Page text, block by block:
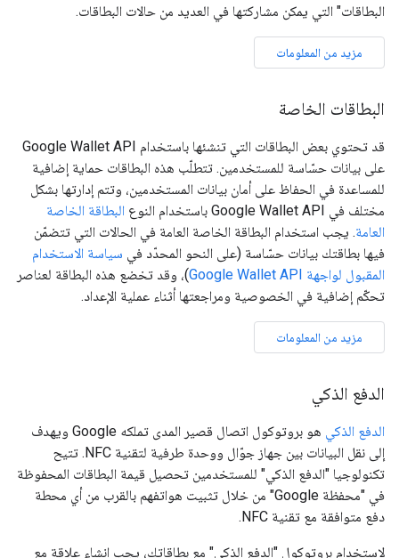
البطاقات" التي يمكن مشاركتها في العديد من حالات البطاقات.
مزيد من المعلومات
البطاقات الخاصة
قد تحتوي بعض البطاقات التي تنشئها باستخدام Google Wallet API
على بيانات حسّاسة للمستخدمين. تتطلّب هذه البطاقات حماية إضافية
للمساعدة في الحفاظ على أمان بيانات المستخدمين، وتتم إدارتها بشكل
مختلف في Google Wallet API باستخدام النوع
البطاقة الخاصة
العامة. يجب استخدام البطاقة الخاصة العامة في الحالات التي تتضمّن
فيها بطاقتك بيانات حسّاسة (على النحو المحدّد في سياسة الاستخدام
المقبول لواجهة Google Wallet API
)، وقد تخضع هذه البطاقة لعناصر
تحكّم إضافية في الخصوصية ومراجعتها أثناء عملية الإعداد.
مزيد من المعلومات
الدفع الذكي
الدفع الذكي
هو بروتوكول اتصال قصير المدى تملكه Google ويهدف
إلى نقل البيانات بين جهاز جوّال ووحدة طرفية لتقنية NFC. تتيح
تكنولوجيا "الدفع الذكي" للمستخدمين تحصيل قيمة البطاقات المحفوظة
في "محفظة Google" من خلال تثبيت هواتفهم بالقرب من أي محطة
دفع متوافقة مع تقنية NFC.
لاستخدام بروتوكول "الدفع الذكي" مع بطاقاتك، يجب إنشاء علاقة مع